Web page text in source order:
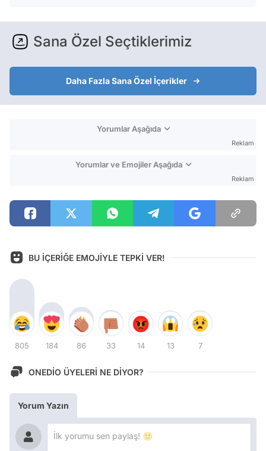
Sana Özel Seçtiklerimiz
Daha Fazla Sana Özel İçerikler
Yorumlar Aşağıda
Reklam
Yorumlar ve Emojiler Aşağıda
Reklam
BU İÇERİĞE EMOJİYLE TEPKİ VER!
805 184 86 33 14 13 7
ONEDİO ÜYELERİ NE DİYOR?
Yorum Yazın